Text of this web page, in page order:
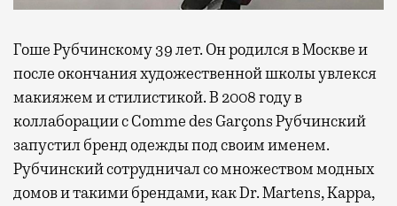
Гоше Рубчинскому 39 лет. Он родился в Москве и
после окончания художественной школы увлекся
макияжем и стилистикой. В 2008 году в
коллаборации с Comme des Garçons Рубчинский
запустил бренд одежды под своим именем.
Рубчинский сотрудничал со множеством модных
домов и такими брендами, как Dr. Martens, Kappa,